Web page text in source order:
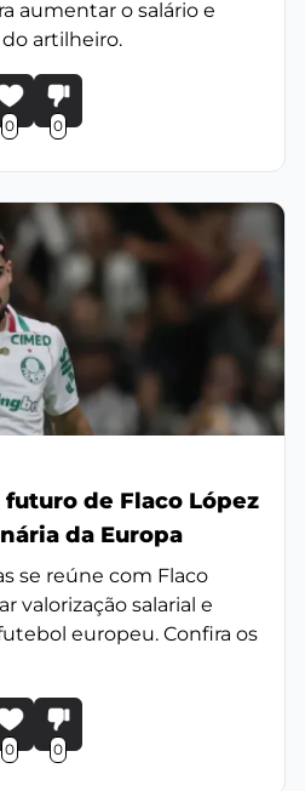
aumentar o salário e
artilheiro.
0 0
de Flaco López
da Europa
se reúne com Flaco
valorização salarial e
europeu. Confira os
0 0